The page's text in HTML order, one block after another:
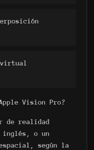
virtual
Vision Pro?
de realidad
inglés, o un
según la